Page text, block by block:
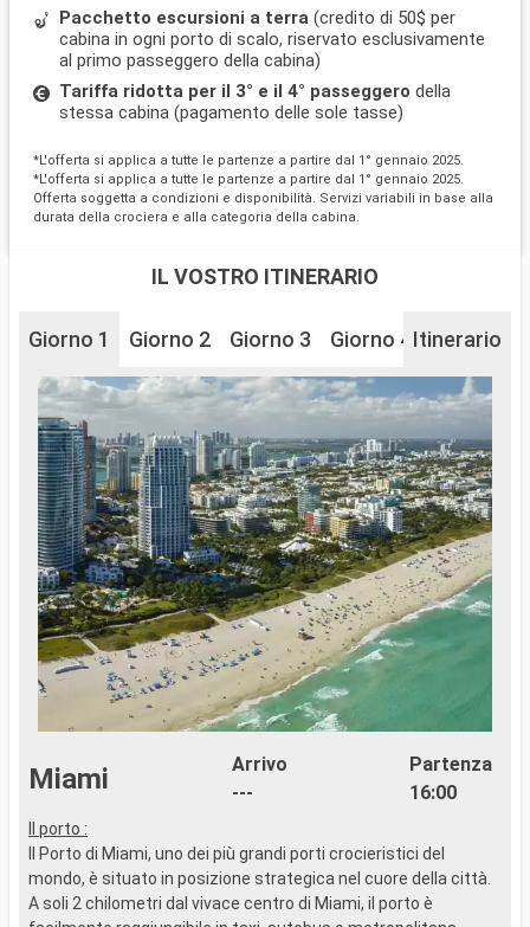
Pacchetto escursioni a terra (credito di 50$ per
cabina in ogni porto di scalo, riservato esclusivamente
al primo passeggero della cabina)
Tariffa ridotta per il 3° e il 4° passeggero della
stessa cabina (pagamento delle sole tasse)
*L'offerta si applica a tutte le partenze a partire dal 1° gennaio 2025.
*L'offerta si applica a tutte le partenze a partire dal 1° gennaio 2025.
Offerta soggetta a condizioni e disponibilità. Servizi variabili in base alla
durata della crociera e alla categoria della cabina.
IL VOSTRO ITINERARIO
Giorno 1 Giorno 2 Giorno 3 Giorno 4 Giorno 5
Itinerario
Miami
Arrivo
---
Partenza
16:00
Il porto :
Il Porto di Miami, uno dei più grandi porti crocieristici del
mondo, è situato in posizione strategica nel cuore della città.
A soli 2 chilometri dal vivace centro di Miami, il porto è